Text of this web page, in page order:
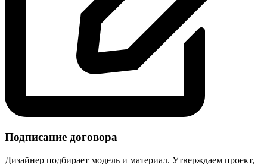
Подписание договора
Дизайнер подбирает модель и материал. Утверждаем проект,